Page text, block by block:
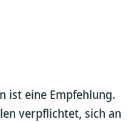
ist eine Empfehlung.
verpflichtet, sich an